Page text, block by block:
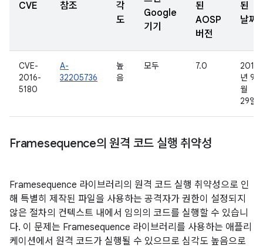
CVE 참조
각
도
Google
기기
된
AOSP
버전
된
날짜
CVE-
2016-
5180
A-
32205736
높
음
모두 7.0
2016
년 9
월
29일
Framesequence의 원격 코드 실행 취약성
Framesequence 라이브러리의 원격 코드 실행 취약성으로 인
해 특별히 제작된 파일을 사용하는 공격자가 권한이 설정되지
않은 절차의 컨텍스트 내에서 임의의 코드를 실행할 수 있습니
다. 이 문제는 Framesequence 라이브러리를 사용하는 애플리
케이션에서 원격 코드가 실행될 수 있으므로 심각도 높음으로